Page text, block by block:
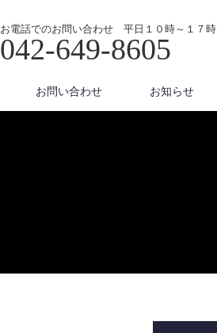
お電話でのお問い合わせ 平日１０時～１７時
042-649-8605
お問い合わせ お知らせ